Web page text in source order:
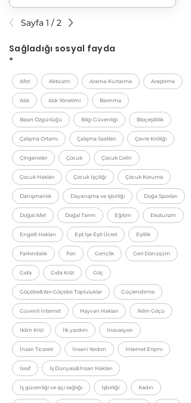
Sayfa 1 / 2
Sağladığı sosyal fayda
*
Afet Aktivizm Arama-Kurtarma Araştırma
Atık Atık Yönetimi Barınma
Basın Özgürlüğü Bilgi Güvenliği Bioçeşitlilik
Çalışma Ortamı Çalışma Saatleri Çevre Kirliliği
Çingeneler Çocuk Çocuk Gelin
Çocuk Hakları Çocuk İşçiliği Çocuk Koruma
Danışmanlık Dayanışma ve işbirliği Doğa Sporları
Doğal Afet Doğal Tarım Eğitim Ekoturizm
Engelli Hakları Eşit İşe Eşit Ücret Eşitlik
Farkındalık Fon Gençlik Geri Dönüşüm
Gıda Gıda Krizi Göç
Göçebe&Yarı-Göçebe Topluluklar Güçlendirme
Güvenli İnternet Hayvan Hakları İklim Göçü
İklim Krizi İlk yardım İnovasyon
İnsan Ticareti İnsani Yardım İnternet Erişmi
İsraf İş Dünyası&İnsan Hakları
İş güvenliği ve işçi sağlığı İşbirliği Kadın